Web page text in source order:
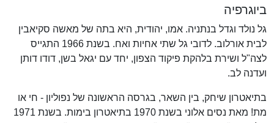
ביוגרפיה
גל נולד וגדל בנתניה. אמו, יהודית, היא בתה של מאשה סקיאבין
לבית אורלוב. לדובי גל שתי אחיות ואח. בשנת 1966 התגייס
לצה"ל ושירת בלהקת פיקוד הצפון, יחד עם יגאל בשן, דודו דותן
ועדנה לב.
בתיאטרון שיחק, בין השאר, בגרסה הראשונה של נפוליון - חי או
מת! מאת נסים אלוני בשנת 1970 בתיאטרון בימות. בשנת 1971